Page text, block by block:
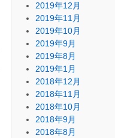
2019年12月
2019年11月
2019年10月
2019年9月
2019年8月
2019年1月
2018年12月
2018年11月
2018年10月
2018年9月
2018年8月